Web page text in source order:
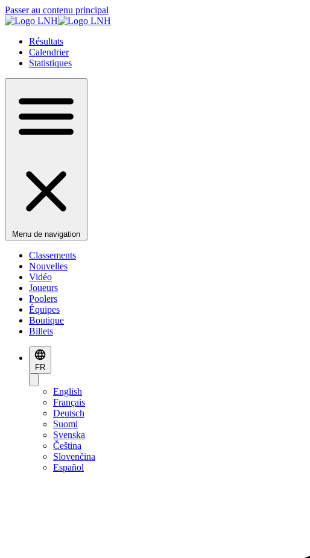
Passer au contenu principal
Résultats
Calendrier
Statistiques
Menu de navigation
Classements
Nouvelles
Vidéo
Joueurs
Poolers
Équipes
Boutique
Billets
FR
English
Français
Deutsch
Suomi
Svenska
Čeština
Slovenčina
Español